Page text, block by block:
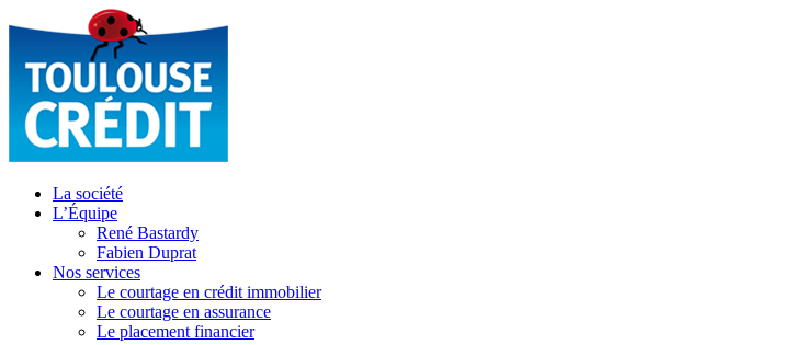
La société
L’Équipe
René Bastardy
Fabien Duprat
Nos services
Le courtage en crédit immobilier
Le courtage en assurance
Le placement financier